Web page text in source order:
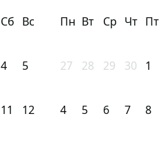
Сб Вс
4 5
11 12
Пн Вт Ср Чт Пт
27 28 29 30 1
4 5 6 7 8